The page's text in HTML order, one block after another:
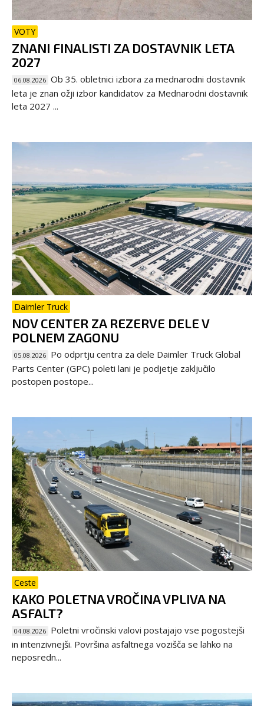
VOTY
ZNANI FINALISTI ZA DOSTAVNIK LETA
2027
06.08.2026 Ob 35. obletnici izbora za mednarodni dostavnik
leta je znan ožji izbor kandidatov za Mednarodni dostavnik
leta 2027 ...
Daimler Truck
NOV CENTER ZA REZERVE DELE V
POLNEM ZAGONU
05.08.2026 Po odprtju centra za dele Daimler Truck Global
Parts Center (GPC) poleti lani je podjetje zaključilo
postopen postope...
Ceste
KAKO POLETNA VROČINA VPLIVA NA
ASFALT?
04.08.2026 Poletni vročinski valovi postajajo vse pogostejši
in intenzivnejši. Površina asfaltnega vozišča se lahko na
neposredn...